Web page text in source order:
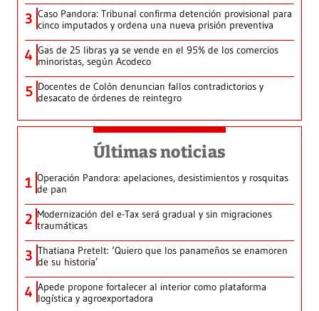
3 Caso Pandora: Tribunal confirma detención provisional para
cinco imputados y ordena una nueva prisión preventiva
4 Gas de 25 libras ya se vende en el 95% de los comercios
minoristas, según Acodeco
5 Docentes de Colón denuncian fallos contradictorios y
desacato de órdenes de reintegro
Últimas noticias
1 Operación Pandora: apelaciones, desistimientos y rosquitas
de pan
2 Modernización del e-Tax será gradual y sin migraciones
traumáticas
3 Thatiana Pretelt: ‘Quiero que los panameños se enamoren
de su historia’
4 Apede propone fortalecer al interior como plataforma
logística y agroexportadora